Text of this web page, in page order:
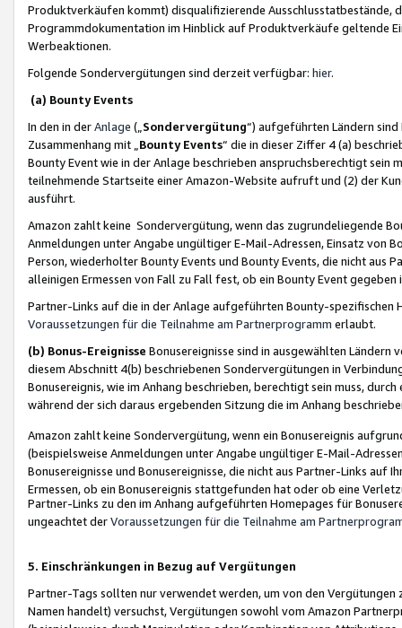
Produktverkäufen kommt) disqualifizierende Ausschlusstatbestände,
Programmdokumentation im Hinblick auf Produktverkäufe geltende
Werbeaktionen.
Folgende Sondervergütungen sind derzeit verfügbar: hier.
(a) Bounty Events
In den in derAnlage („ Sondervergütung“) aufgeführten Ländern
Zusammenhang mit „ Bounty Events“ die in dieser Ziffer 4 (a)
Bounty Event wie in der Anlage beschrieben anspruchsberechtigt sein
teilnehmende Startseite einer Amazon-Website aufruft und (2) der
ausführt.
Amazon zahlt keine Sondervergütung, wenn das zugrundeliegende
Anmeldungen unter Angabe ungültiger E-Mail-Adressen, Einsatz von
Person, wiederholter Bounty Events und Bounty Events, die nicht
alleinigen Ermessen von Fall zu Fall fest, ob ein Bounty Event
Partner-Links auf die in der Anlage aufgeführten Bounty-spezifischen
Voraussetzungen für die Teilnahme am Partnerprogramm erlaubt.
(b) Bonus-Ereignisse Bonusereignisse sind in ausgewählten Ländern
diesem Abschnitt 4(b) beschriebenen Sondervergütungen in
Bonusereignis, wie im Anhang beschrieben, berechtigt sein muss,
während der sich daraus ergebenden Sitzung die im Anhang
Amazon zahlt keine Sondervergütung, wenn ein Bonusereignis
(beispielsweise Anmeldungen unter Angabe ungültiger E-Mail-
Bonusereignisse und Bonusereignisse, die nicht aus Partner-Links auf
Ermessen, ob ein Bonusereignis stattgefunden hat oder ob eine
Partner-Links zu den im Anhang aufgeführten Homepages für
ungeachtet derVoraussetzungen für die Teilnahme am
5. Einschränkungen in Bezug auf Vergütungen
Partner-Tags sollten nur verwendet werden, um von den
Namen handelt) versuchst, Vergütungen sowohl vom Amazon